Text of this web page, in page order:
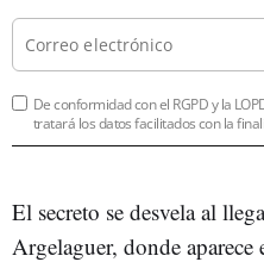
De conformidad con el RGPD y la
tratará los datos facilitados con la
El secreto se desvela al
Argelaguer, donde